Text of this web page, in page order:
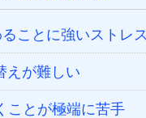
ことに強いストレ
えが難しい
ことが極端に苦手